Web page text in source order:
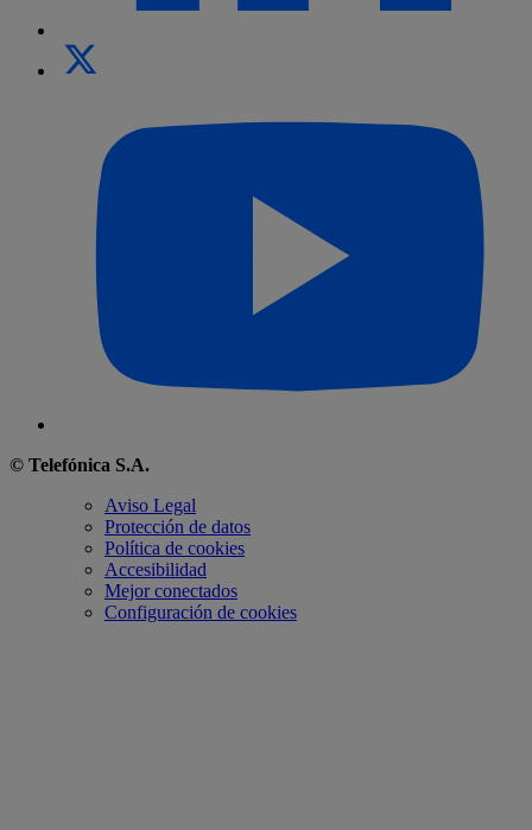
© Telefónica S.A.
Aviso Legal
Protección de datos
Política de cookies
Accesibilidad
Mejor conectados
Configuración de cookies